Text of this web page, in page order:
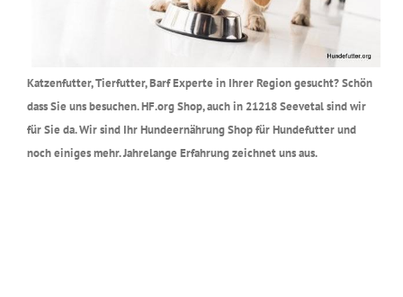
Katzenfutter, Tierfutter, Barf Experte in Ihrer Region gesucht? Schön
dass Sie uns besuchen. HF.org Shop, auch in 21218 Seevetal sind wir
für Sie da. Wir sind Ihr Hundeernährung Shop für Hundefutter und
noch einiges mehr. Jahrelange Erfahrung zeichnet uns aus.